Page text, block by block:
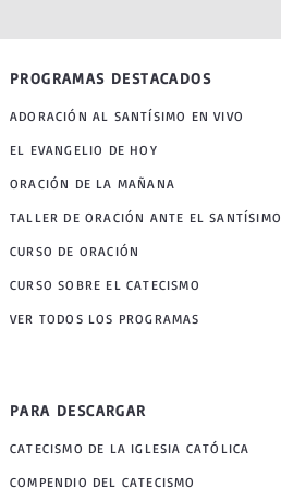
PROGRAMAS DESTACADOS
ADORACIÓN AL SANTÍSIMO EN VIVO
EL EVANGELIO DE HOY
ORACIÓN DE LA MAÑANA
TALLER DE ORACIÓN ANTE EL SANTÍSIMO
CURSO DE ORACIÓN
CURSO SOBRE EL CATECISMO
VER TODOS LOS PROGRAMAS
PARA DESCARGAR
CATECISMO DE LA IGLESIA CATÓLICA
COMPENDIO DEL CATECISMO